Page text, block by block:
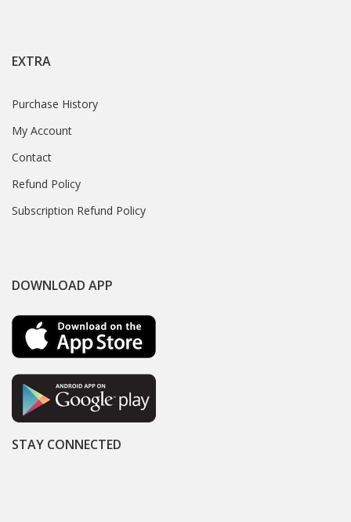
EXTRA
Purchase History
My Account
Contact
Refund Policy
Subscription Refund Policy
DOWNLOAD APP
STAY CONNECTED